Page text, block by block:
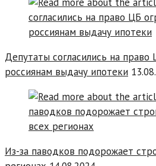
Депутаты согласились на право
россиянам выдачу ипотеки
Из-за паводков подорожает